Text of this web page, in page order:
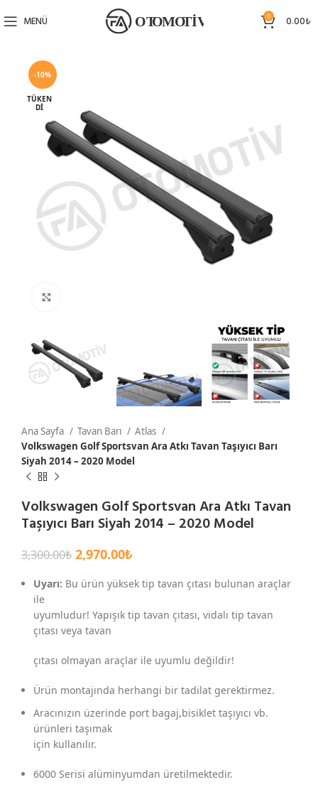
MENÜ 0 0.00₺
-10%
TÜKEN
DI
Ana Sayfa Tavan Barı
Atlas
Volkswagen Golf Sportsvan Ara Atkı Tavan Taşıyıcı Barı
Siyah 2014 – 2020 Model
Volkswagen Golf Sportsvan Ara Atkı Tavan
Taşıyıcı Barı Siyah 2014 – 2020 Model
3,300.00₺ 2,970.00₺
Uyarı: Bu ürün yüksek tip tavan çıtası bulunan araçlar
ile
uyumludur! Yapışık tip tavan çıtası, vidalı tip tavan
çıtası veya tavan
çıtası olmayan araçlar ile uyumlu değildir!
Ürün montajında herhangi bir tadilat gerektirmez.
Aracınızın üzerinde port bagaj,bisiklet taşıyıcı vb.
ürünleri taşımak
için kullanılır.
6000 Serisi alüminyumdan üretilmektedir.